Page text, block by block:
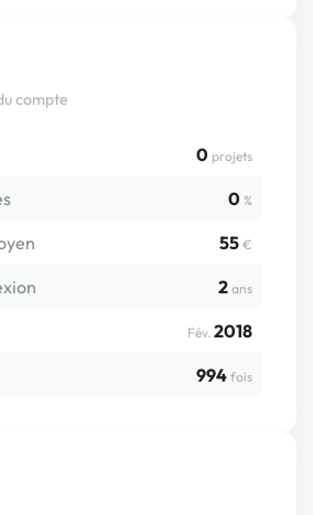
compte
0 projets
0 %
55 €
2 ans
Fév. 2018
994 fois